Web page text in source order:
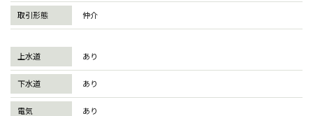
取引形態 仲介
上水道 あり
下水道 あり
電気 あり